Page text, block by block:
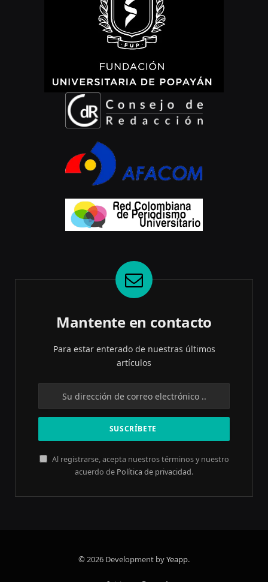
Mantente en contacto
Para estar enterado de nuestras últimos
artículos
Al registrarse, acepta nuestros términos y nuestro
acuerdo de Política de privacidad.
© 2026 Development byYeapp.